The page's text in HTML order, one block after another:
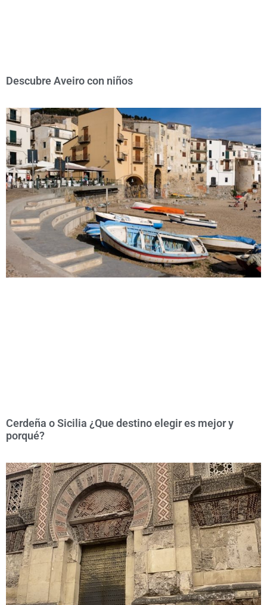
Descubre Aveiro con niños
Cerdeña o Sicilia ¿Que destino elegir es mejor y
porqué?